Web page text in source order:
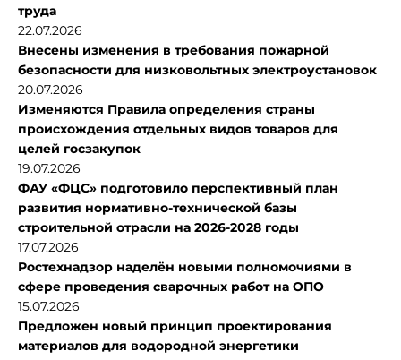
труда
22.07.2026
Внесены изменения в требования пожарной
безопасности для низковольтных электроустановок
20.07.2026
Изменяются Правила определения страны
происхождения отдельных видов товаров для
целей госзакупок
19.07.2026
ФАУ «ФЦС» подготовило перспективный план
развития нормативно-технической базы
строительной отрасли на 2026-2028 годы
17.07.2026
Ростехнадзор наделён новыми полномочиями в
сфере проведения сварочных работ на ОПО
15.07.2026
Предложен новый принцип проектирования
материалов для водородной энергетики